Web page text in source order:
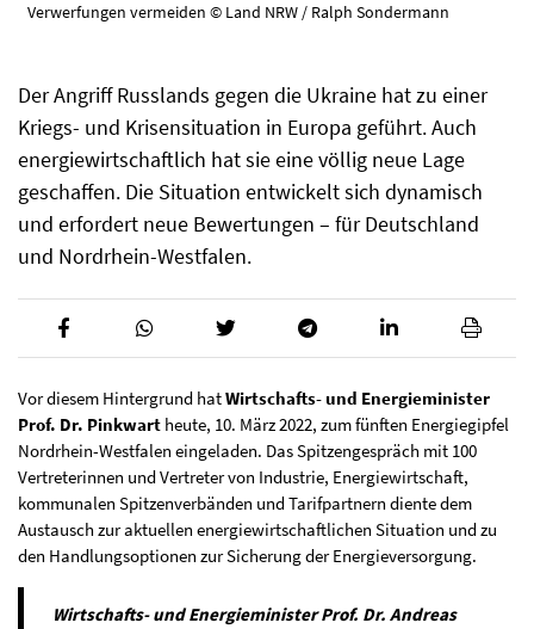
Verwerfungen vermeiden © Land NRW / Ralph Sondermann
Der Angriff Russlands gegen die Ukraine hat zu einer
Kriegs- und Krisensituation in Europa geführt. Auch
energiewirtschaftlich hat sie eine völlig neue Lage
geschaffen. Die Situation entwickelt sich dynamisch
und erfordert neue Bewertungen – für Deutschland
und Nordrhein-Westfalen.
Vor diesem Hintergrund hatWirtschafts- und Energieminister
Prof. Dr. Pinkwart heute, 10. März 2022, zum fünften Energiegipfel
Nordrhein-Westfalen eingeladen. Das Spitzengespräch mit 100
Vertreterinnen und Vertreter von Industrie, Energiewirtschaft,
kommunalen Spitzenverbänden und Tarifpartnern diente dem
Austausch zur aktuellen energiewirtschaftlichen Situation und zu
den Handlungsoptionen zur Sicherung der Energieversorgung.
Wirtschafts- und Energieminister Prof. Dr. Andreas